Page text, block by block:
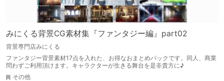
みにくる背景CG素材集『ファンタジー編』part02
背景専門店みにくる
ファンタジー背景素材17点を入れた、お得なおまとめパックです。同人、商業
問わずご利用頂けます。キャラクターが生きる舞台を是非貴方に♪
その他